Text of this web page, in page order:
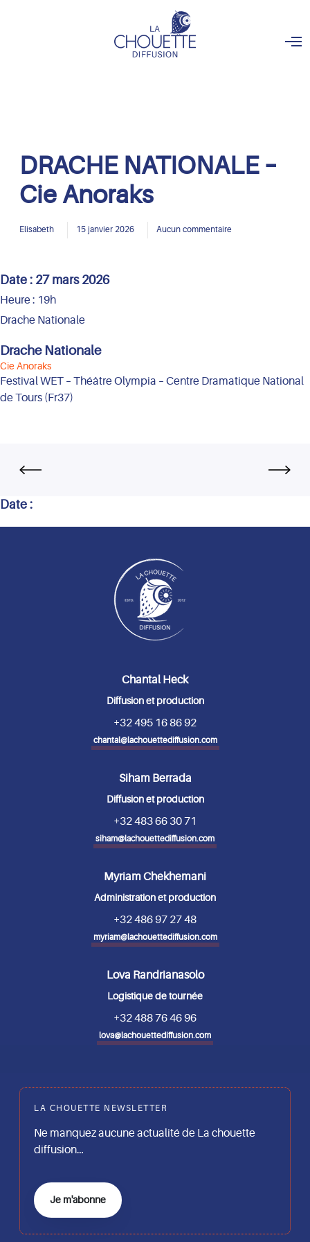
O
DRACHE NATIONALE –
Cie Anoraks
Elisabeth 15 janvier 2026 Aucun commentaire
Date : 27 mars 2026
Heure : 19h
Drache Nationale
Drache Nationale
Cie Anoraks
Festival WET – Théâtre Olympia – Centre Dramatique National
de Tours (Fr37)
Date :
Chantal Heck
Diffusion et production
+32 495 16 86 92
chantal@lachouettediffusion.com
Siham Berrada
Diffusion et production
+32 483 66 30 71
siham@lachouettediffusion.com
Myriam Chekhemani
Administration et production
+32 486 97 27 48
myriam@lachouettediffusion.com
Lova Randrianasolo
Logistique de tournée
+32 488 76 46 96
lova@lachouettediffusion.com
LA CHOUETTE NEWSLETTER
Ne manquez aucune actualité de La chouette
diffusion…
Je m'abonne